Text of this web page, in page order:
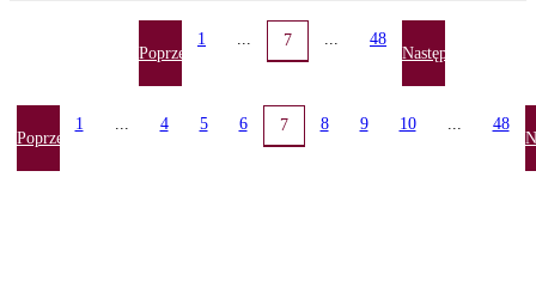
Poprzednia
1 ... 7 ... 48
Następna
Poprzednia
1 ... 4 5 6 7 8 9 10 ... 48